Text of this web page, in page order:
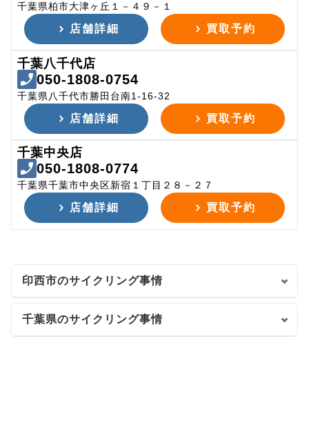
千葉県柏市大津ヶ丘１－４９－１
店舗詳細 買取予約
千葉八千代店
050-1808-0754
千葉県八千代市勝田台南1-16-32
店舗詳細 買取予約
千葉中央店
050-1808-0774
千葉県千葉市中央区新宿１丁目２８－２７
店舗詳細 買取予約
印西市のサイクリング事情
千葉県のサイクリング事情